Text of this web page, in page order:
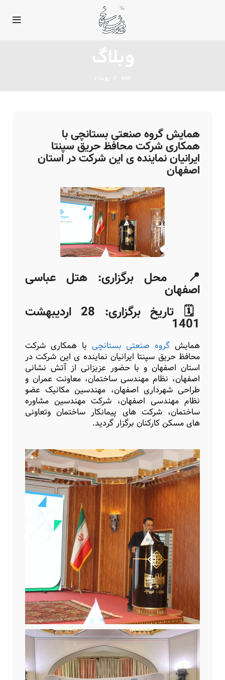
همایش گروه صنعتی بستانچی با
همکاری شرکت محافظ حریق سپنتا
ایرانیان نماینده ی این شرکت در استان
اصفهان
📍 محل برگزاری: هتل عباسی
اصفهان
🗓️ تاریخ برگزاری: 28 اردیبهشت
1401
همایش گروه صنعتی بستانچی با همکاری شرکت
محافظ حریق سپنتا ایرانیان نماینده ی این شرکت در
استان اصفهان و با حضور عزیزانی از آتش نشانی
اصفهان، نظام مهندسی ساختمان، معاونت عمران و
طراحی شهرداری اصفهان، مهندسین مکانیک عضو
نظام مهندسی اصفهان، شرکت مهندسین مشاوره
ساختمان، شرکت های پیمانکار ساختمان وتعاونی
های مسکن کارکنان برگزار گردید.